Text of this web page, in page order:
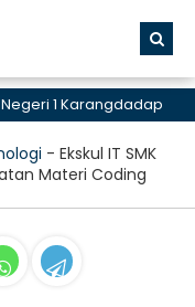
1 Karangdadap
- Ekskul IT SMK
Materi Coding